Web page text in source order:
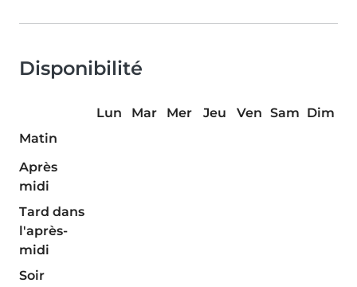
Disponibilité
Lun Mar Mer Jeu Ven Sam Dim
Matin
Après
midi
Tard dans
l'après-
midi
Soir